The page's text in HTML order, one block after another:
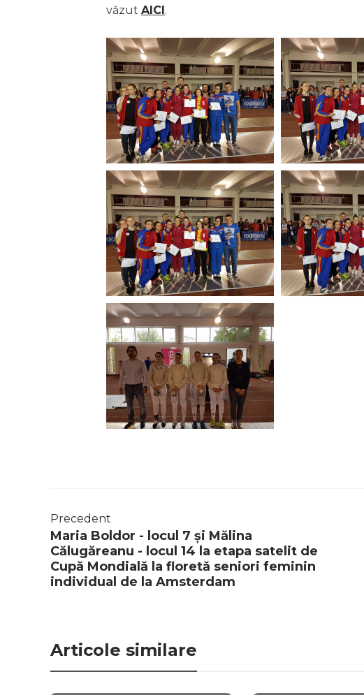
văzut AICI .
Precedent
Maria Boldor - locul 7 și Mălina
Călugăreanu - locul 14 la etapa satelit de
Cupă Mondială la floretă seniori feminin
individual de la Amsterdam
Articole similare